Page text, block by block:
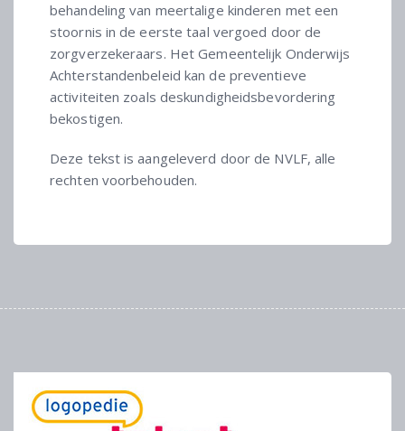
behandeling van meertalige kinderen met een
stoornis in de eerste taal vergoed door de
zorgverzekeraars. Het Gemeentelijk Onderwijs
Achterstandenbeleid kan de preventieve
activiteiten zoals deskundigheidsbevordering
bekostigen.
Deze tekst is aangeleverd door de NVLF, alle
rechten voorbehouden.